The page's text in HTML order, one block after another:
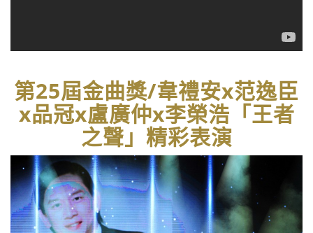
第25屆金曲獎/韋禮安x范逸臣
x品冠x盧廣仲x李榮浩「王者
之聲」精彩表演